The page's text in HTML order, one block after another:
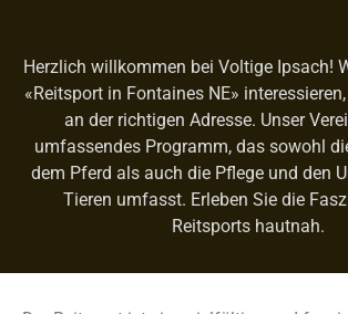
Herzlich willkommen bei Voltige Ipsach!
«Reitsport in Fontaines NE»
an der richtigen Adresse. Unser
umfassendes Programm, das sowohl
dem Pferd als auch die Pflege und den
Tieren umfasst. Erleben Sie die
Reitsports hautnah.